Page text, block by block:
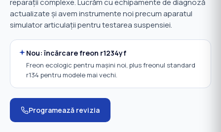
reparații complexe. Lucrăm cu echipamente de diagnoză
actualizate și avem instrumente noi precum aparatul
simulator articulații pentru testarea suspensiei.
Nou: încărcare freon r1234yf
Freon ecologic pentru mașini noi, plus freonul standard
r134 pentru modele mai vechi.
Programează revizia